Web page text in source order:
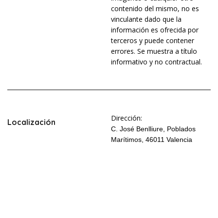
contenido del mismo, no es
vinculante dado que la
información es ofrecida por
terceros y puede contener
errores. Se muestra a título
informativo y no contractual.
Localización Dirección:
C. José Benlliure, Poblados
Marítimos, 46011 Valencia